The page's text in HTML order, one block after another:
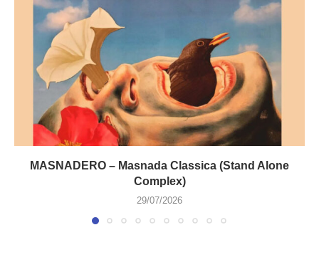
MASNADERO – Masnada Classica (Stand Alone
Complex)
29/07/2026